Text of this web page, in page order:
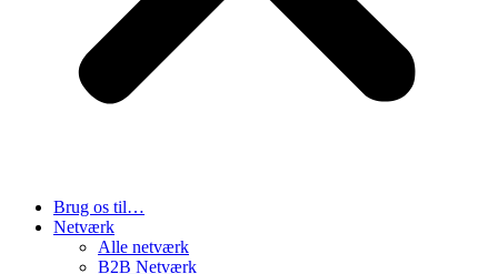
Brug os til…
Netværk
Alle netværk
B2B Netværk